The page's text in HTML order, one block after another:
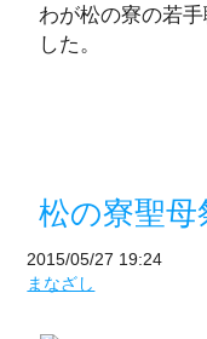
わが松の寮の若
した。
松の寮聖母
2015/05/27 19:24
まなざし